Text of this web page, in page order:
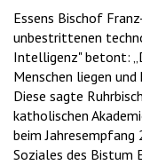
Essens Bischof
unbestrittenen
Intelligenz" betont:
Menschen liegen
Diese sagte
katholischen
beim
Soziales des Bistum